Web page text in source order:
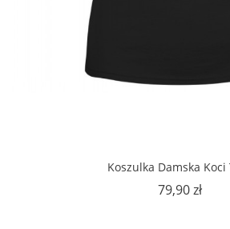
Koszulka Damska Koci
79,90 złCena